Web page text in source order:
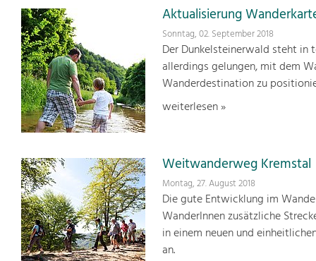
Aktualisierung
Sonntag, 02. September 2018
Der Dunkelsteinerwald steht in
allerdings gelungen, mit dem
Wanderdestination zu
weiterlesen »
Weitwanderweg Kremstal
Montag, 27. August 2018
Die gute Entwicklung im
WanderInnen zusätzliche
in einem neuen und
an.